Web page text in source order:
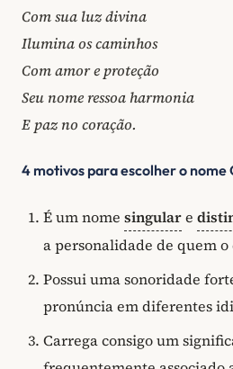
Com sua luz divina
Ilumina os caminhos
Com amor e proteção
Seu nome ressoa harmonia
E paz no coração.
4 motivos para escolher o nome
É um nome singulare
a personalidade de quem o
Possui uma sonoridade
pronúncia em diferentes
Carrega consigo um